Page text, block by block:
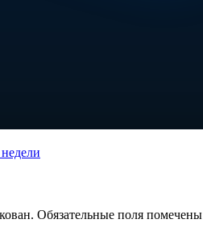
Обязательные поля помечены